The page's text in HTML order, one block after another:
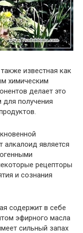
известная как
химическим
делает это
получения
алкалоид является
рецепторы
и сознания
содержит в себе
эфирного масла
сильный запах